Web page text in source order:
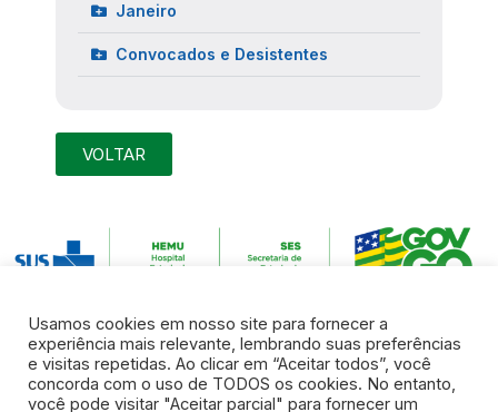
Janeiro
Convocados e Desistentes
VOLTAR
Endereço:Rua R7 S/N, Setor Coimbra | Goiânia – Goiás | CEP:
Usamos cookies em nosso site para fornecer a
experiência mais relevante, lembrando suas preferências
e visitas repetidas. Ao clicar em “Aceitar todos”, você
concorda com o uso de TODOS os cookies. No entanto,
você pode visitar "Aceitar parcial" para fornecer um